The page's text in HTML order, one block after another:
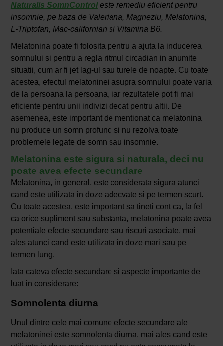
Naturalis SomnControl este remediu eficient pentru
insomnie, pe baza de Valeriana, Magneziu, Melatonina,
L-Triptofan, Mac-californian si Vitamina B6.
Melatonina poate fi folosita pentru a ajuta la inducerea
somnului si pentru a regla ritmul circadian in anumite
situatii, cum ar fi jet lag-ul sau turele de noapte. Cu toate
acestea, efectul melatoninei asupra somnului poate varia
de la persoana la persoana, iar rezultatele pot fi mai
eficiente pentru unii indivizi decat pentru altii. De
asemenea, este important de mentionat ca melatonina
nu produce un somn profund si nu rezolva toate
problemele legate de somn sau insomnie.
Melatonina este sigura si naturala, deci nu
poate avea efecte secundare
Melatonina, in general, este considerata sigura atunci
cand este utilizata in doze adecvate si pe termen scurt.
Cu toate acestea, este important sa tineti cont ca, la fel
ca orice supliment sau substanta, melatonina poate avea
potentiale efecte secundare sau riscuri asociate, mai
ales atunci cand este utilizata in doze mari sau pe
termen lung.
Iata cateva efecte secundare si aspecte importante de
luat in considerare:
Somnolenta diurna
Unul dintre cele mai comune efecte secundare ale
melatoninei este somnolenta diurna, mai ales cand este